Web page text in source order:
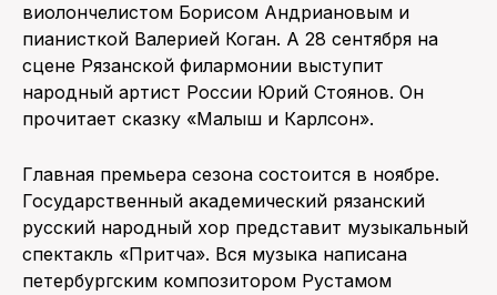
виолончелистом Борисом Андриановым и
пианисткой Валерией Коган. А 28 сентября на
сцене Рязанской филармонии выступит
народный артист России Юрий Стоянов. Он
прочитает сказку «Малыш и Карлсон».
Главная премьера сезона состоится в ноябре.
Государственный академический рязанский
русский народный хор представит музыкальный
спектакль «Притча». Вся музыка написана
петербургским композитором Рустамом